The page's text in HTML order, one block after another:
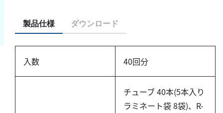
製品仕様 ダウンロード
入数 40回分
チューブ 40本(5本入り
ラミネート袋 8袋)、R-
BOD
過マンガン酸カリウム消費量